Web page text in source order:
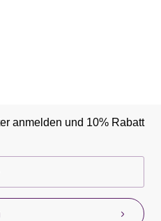
anmelden und 10% Rabatt